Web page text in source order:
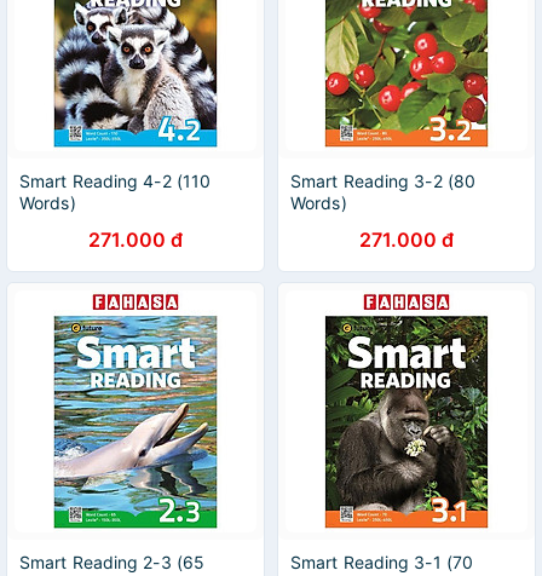
Smart Reading 4-2 (110
Words)
271.000 đ
Smart Reading 3-2 (80
Words)
271.000 đ
Smart Reading 2-3 (65
Smart Reading 3-1 (70